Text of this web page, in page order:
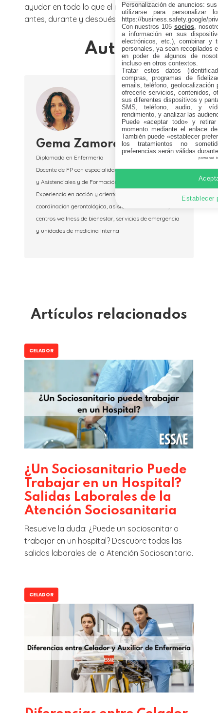
ayudar en todo lo que el médico le indique
antes, durante y después de la autopsia.
Autor
Gema Zamorano
Diplomada en Enfermería
Docente de FP con especialidad en Procesos Sanitarios
y Asistenciales y de Formación para el empleo
Experiencia en acción y orientación tutorial,
coordinación gerontológica, asistencia domiciliaria,
centros wellness de bienestar, servicios de emergencia
y unidades de medicina interna
Artículos relacionados
CELADOR
¿Un Sociosanitario Puede
Trabajar en un Hospital?
Salidas Laborales de la
Atención Sociosanitaria
Resuelve la duda: ¿Puede un sociosanitario
trabajar en un hospital? Descubre todas las
salidas laborales de la Atención Sociosanitaria.
CELADOR
Personalización de anuncios:
utilizarse para personalizar
https://business.safety.google/
Con nuestros 105 socios,
a información en sus
electrónicos, etc.), combinar y
personales, ya sean recopilados
en poder de algunos de
incluso en otros contextos.
Tratar estos datos
compras, programas de
emails, teléfono,
ofrecerle servicios, contenidos,
sus diferentes dispositivos y
SMS, teléfono, audio, y
rendimiento, y analizar las
Puede «aceptar todo» y
momento mediante el enlace
También puede «establecer
los tratamientos no
preferencias serán válidas
powered
Establecer